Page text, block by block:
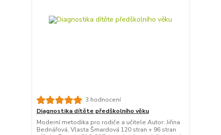
3 hodnocení
Diagnostika dítěte předškolního věku
Moderní metodika pro rodiče a učitele Autor: Jiřina
Bednářová, Vlasta Šmardová 120 stran + 96 stran